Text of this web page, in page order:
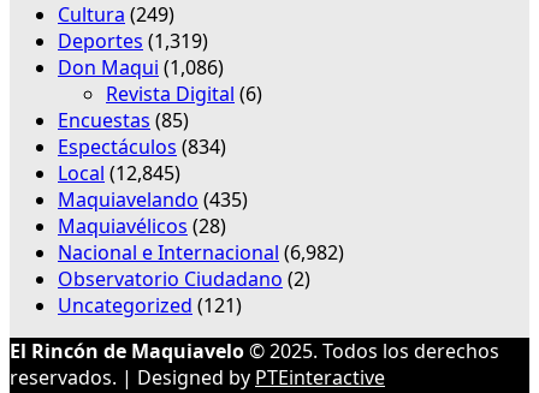
Cultura (249)
Deportes (1,319)
Don Maqui (1,086)
Revista Digital (6)
Encuestas (85)
Espectáculos (834)
Local (12,845)
Maquiavelando (435)
Maquiavélicos (28)
Nacional e Internacional (6,982)
Observatorio Ciudadano (2)
Uncategorized (121)
El Rincón de Maquiavelo© 2025. Todos los derechos
reservados. | Designed by PTEinteractive